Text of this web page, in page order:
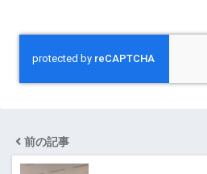
前の記事